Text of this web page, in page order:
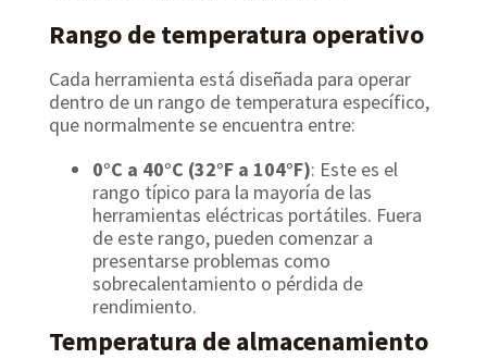
Rango de temperatura operativo
Cada herramienta está diseñada para operar
dentro de un rango de temperatura específico,
que normalmente se encuentra entre:
0°C a 40°C (32°F a 104°F): Este es el
rango típico para la mayoría de las
herramientas eléctricas portátiles. Fuera
de este rango, pueden comenzar a
presentarse problemas como
sobrecalentamiento o pérdida de
rendimiento.
Temperatura de almacenamiento